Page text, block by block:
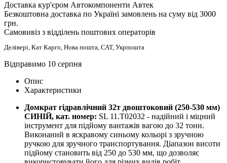
Доставка кур'єром Автокомпоненти Автек
Безкоштовна доставка по Україні замовлень на суму від 3000
грн.
Самовивіз з відділень поштових операторів
Делівері, Кат Карго, Нова пошта, САТ, Укрпошта
Відправимо 10 серпня
Опис
Характеристики
Домкрат гідравлічний 32т двоштоковий (250-530 мм)
СИНІЙ, кат. номер: SL 11.T02032 - надійний і міцний
інструмент для підйому вантажів вагою до 32 тонн.
Виконаний в яскравому синьому кольорі з зручною
ручкою для зручного транспортування. Діапазон висоти
підйому становить від 250 до 530 мм, що дозволяє